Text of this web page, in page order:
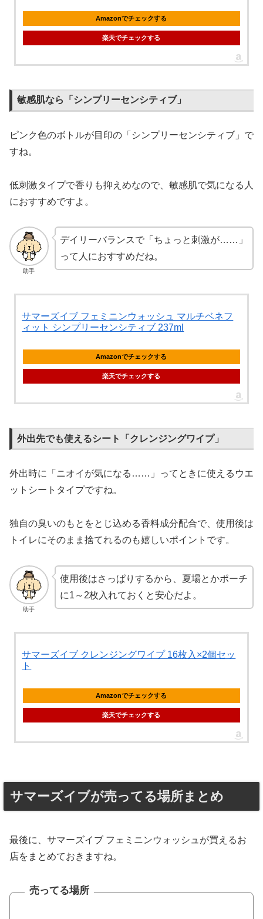
Amazonでチェックする
楽天でチェックする
敏感肌なら「シンプリーセンシティブ」
ピンク色のボトルが目印の「シンプリーセンシティブ」で
すね。
低刺激タイプで香りも抑えめなので、敏感肌で気になる人
におすすめですよ。
助手
デイリーバランスで「ちょっと刺激が……」
って人におすすめだね。
サマーズイブ フェミニンウォッシュ マルチベネフ
ィット シンプリーセンシティブ 237ml
Amazonでチェックする
楽天でチェックする
外出先でも使えるシート「クレンジングワイプ」
外出時に「ニオイが気になる……」ってときに使えるウエ
ットシートタイプですね。
独自の臭いのもとをとじ込める香料成分配合で、使用後は
トイレにそのまま捨てれるのも嬉しいポイントです。
助手
使用後はさっぱりするから、夏場とかポーチ
に1～2枚入れておくと安心だよ。
サマーズイブ クレンジングワイプ 16枚入×2個セッ
ト
Amazonでチェックする
楽天でチェックする
サマーズイブが売ってる場所まとめ
最後に、サマーズイブ フェミニンウォッシュが買えるお
店をまとめておきますね。
売ってる場所